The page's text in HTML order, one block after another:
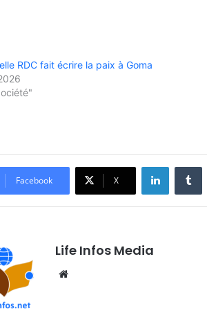
RDC fait écrire la paix à Goma
Facebook X
Life Infos Media